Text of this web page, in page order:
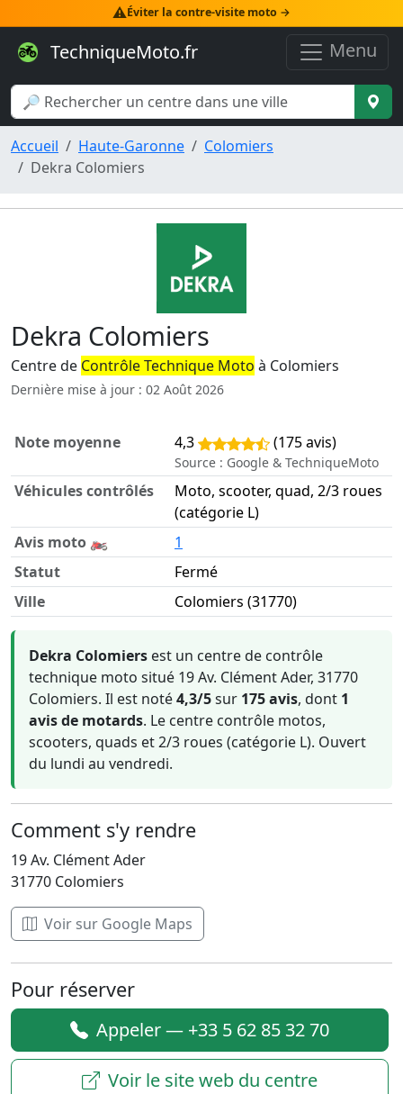
⚠️Éviter la contre-visite moto →
TechniqueMoto.fr Menu
Accueil Haute-Garonne
Colomiers
Dekra Colomiers
Dekra Colomiers
Centre de Contrôle Technique Moto à Colomiers
Dernière mise à jour : 02 Août 2026
Informations clés sur Dekra Colomiers
Note moyenne 4,3 (175 avis)
Source : Google & TechniqueMoto
Véhicules contrôlés
Moto, scooter, quad, 2/3 roues
(catégorie L)
Avis moto 🏍️
1
Statut
Fermé
Ville
Colomiers (31770)
Dekra Colomiers est un centre de contrôle
technique moto situé 19 Av. Clément Ader, 31770
Colomiers. Il est noté4,3/5sur 175 avis, dont 1
avis de motards. Le centre contrôle motos,
scooters, quads et 2/3 roues (catégorie L). Ouvert
du lundi au vendredi.
Comment s'y rendre
19 Av. Clément Ader
31770 Colomiers
Voir sur Google Maps
Pour réserver
Appeler — +33 5 62 85 32 70
Voir le site web du centre